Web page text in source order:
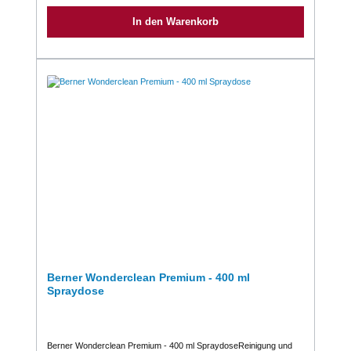
ml (1 VE = 6 Flaschen)1 Kanister = 10.000 ml (1 VE = 1
In den Warenkorb
Berner Wonderclean Premium - 400 ml
Spraydose
Berner Wonderclean Premium - 400 ml SpraydoseReinigung und